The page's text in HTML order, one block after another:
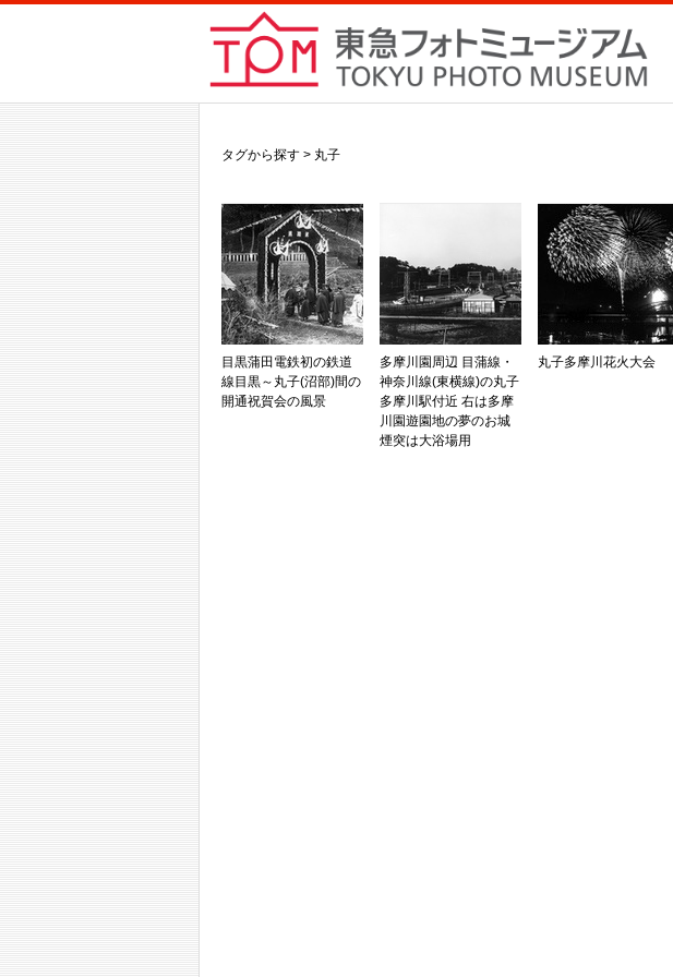
タグから探す > 丸子
目黒蒲田電鉄初の鉄道
線目黒～丸子(沼部)間の
開通祝賀会の風景
多摩川園周辺 目蒲線・
神奈川線(東横線)の丸子
多摩川駅付近 右は多摩
川園遊園地の夢のお城
煙突は大浴場用
丸子多摩川花火大会